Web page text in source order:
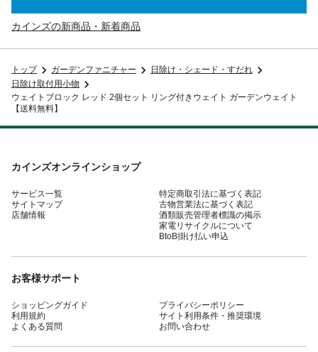
カインズの新商品・新着商品
トップ ガーデンファニチャー
日除け・シェード・すだれ
日除け取付用小物
ウェイトブロック レッド 2個セット リング付きウェイト ガーデンウェイト
【送料無料】
カインズオンラインショップ
サービス一覧
サイトマップ
店舗情報
特定商取引法に基づく表記
古物営業法に基づく表記
酒類販売管理者標識の掲示
家電リサイクルについて
BtoB掛け払い申込
お客様サポート
ショッピングガイド
利用規約
よくある質問
プライバシーポリシー
サイト利用条件・推奨環境
お問い合わせ